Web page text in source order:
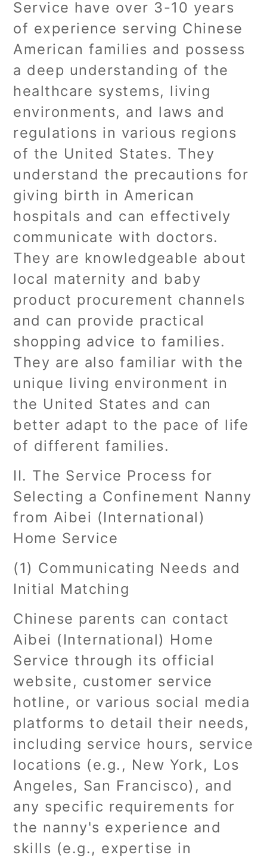
Service have over 3-10 years
of experience serving Chinese
American families and possess
a deep understanding of the
healthcare systems, living
environments, and laws and
regulations in various regions
of the United States. They
understand the precautions for
giving birth in American
hospitals and can effectively
communicate with doctors.
They are knowledgeable about
local maternity and baby
product procurement channels
and can provide practical
shopping advice to families.
They are also familiar with the
unique living environment in
the United States and can
better adapt to the pace of life
of different families.
II. The Service Process for
Selecting a Confinement Nanny
from Aibei (International)
Home Service
(1) Communicating Needs and
Initial Matching
Chinese parents can contact
Aibei (International) Home
Service through its official
website, customer service
hotline, or various social media
platforms to detail their needs,
including service hours, service
locations (e.g., New York, Los
Angeles, San Francisco), and
any specific requirements for
the nanny's experience and
skills (e.g., expertise in